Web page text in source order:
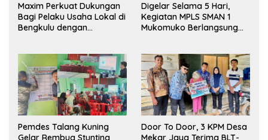
Maxim Perkuat Dukungan
Bagi Pelaku Usaha Lokal di
Bengkulu dengan
Pasar
Digelar Selama 5 Hari,
Kegiatan MPLS SMAN 1
Mukomuko Berlangsung
Pemdes Talang Kuning
Gelar Rembug Stunting
Door To Door, 3 KPM Desa
Mekar Jaya Terima BLT-